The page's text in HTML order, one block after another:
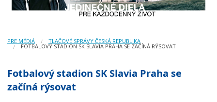
PRE MÉDIÁ TLAČOVÉ SPRÁVY ČESKÁ REPUBLIKA
FOTBALOVÝ STADION SK SLAVIA PRAHA SE ZAČÍNÁ RÝSOVAT
Fotbalový stadion SK Slavia Praha se
začíná rýsovat